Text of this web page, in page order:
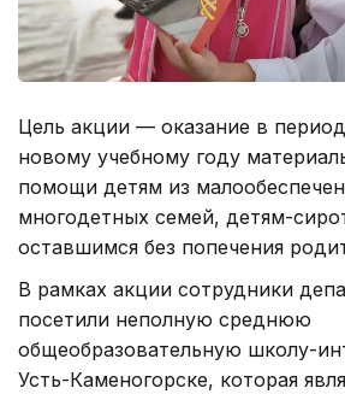
Цель акции — оказание в
новому учебному году
помощи детям из
многодетных семей, детям-
оставшимся без попечения
В рамках акции сотрудники
посетили неполную среднюю
общеобразовательную школу-
Усть-Каменогорске, которая